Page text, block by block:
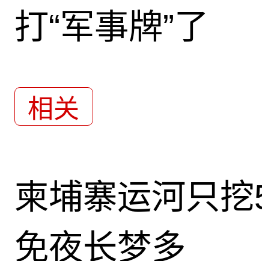
打“军事牌”了
相关
柬埔寨运河只
免夜长梦多